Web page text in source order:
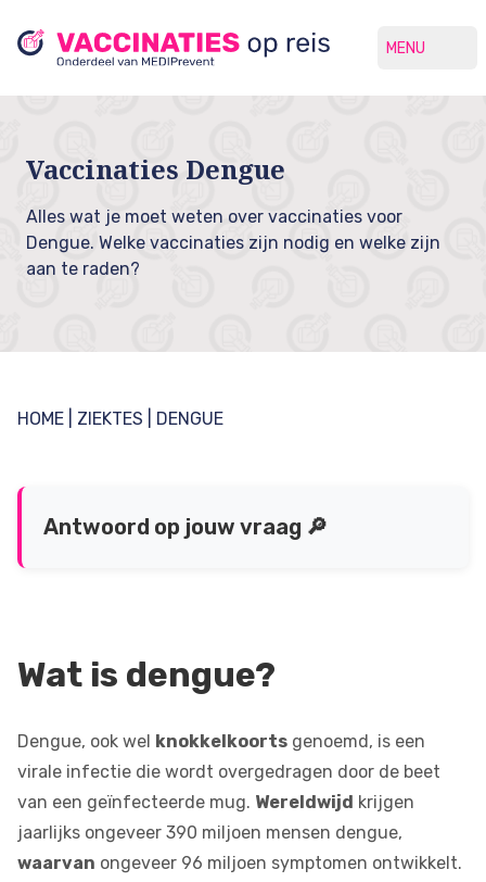
MENU
Vaccinaties Dengue
Alles wat je moet weten over vaccinaties voor
Dengue. Welke vaccinaties zijn nodig en welke zijn
aan te raden?
HOME ZIEKTES | DENGUE
Antwoord op jouw vraag 🔎
Wat is dengue?
Dengue, ook wel knokkelkoorts genoemd, is een
virale infectie die wordt overgedragen door de beet
van een geïnfecteerde mug. Wereldwijd krijgen
jaarlijks ongeveer 390 miljoen mensen dengue,
waarvan ongeveer 96 miljoen symptomen ontwikkelt.